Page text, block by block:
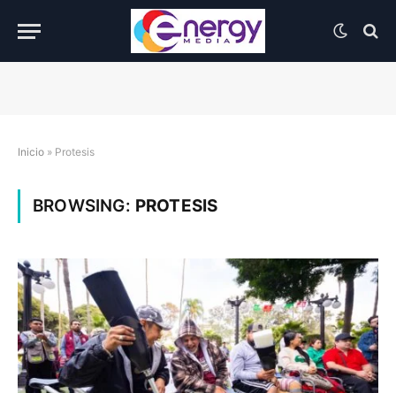
Inicio » Protesis
BROWSING: PROTESIS